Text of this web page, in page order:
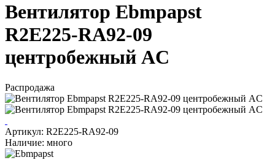
Вентилятор Ebmpapst
R2E225-RA92-09
центробежный AC
Распродажа
Артикул: R2E225-RA92-09
Наличие: много